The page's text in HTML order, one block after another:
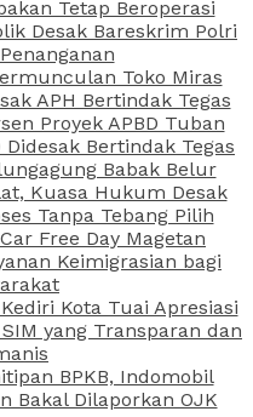
Tetap Beroperasi
Desak Bareskrim Polri
Toko Miras
APH Bertindak Tegas
Proyek APBD Tuban
Bertindak Tegas
Babak Belur
Kuasa Hukum Desak
Tanpa Tebang Pilih
Free Day Magetan
Keimigrasian bagi
Kota Tuai Apresiasi
yang Transparan dan
BPKB, Indomobil
Bakal Dilaporkan OJK